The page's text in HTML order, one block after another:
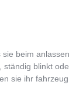
sie beim
ständig blinkt
sie ihr